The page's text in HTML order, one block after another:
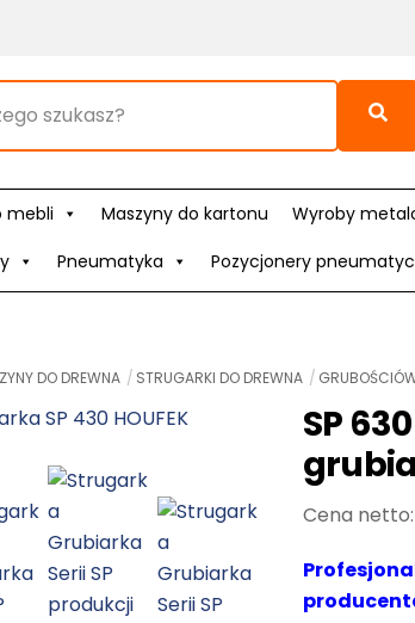
mebli Maszyny do kartonu Wyroby
Pneumatyka Pozycjonery
DO DREWNA STRUGARKI DO DREWNA
SP